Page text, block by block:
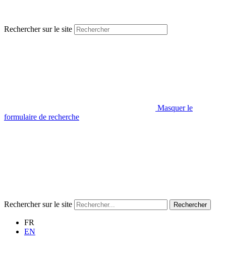
Rechercher sur le site
Masquer le
formulaire de recherche
Rechercher sur le site Rechercher
FR
EN